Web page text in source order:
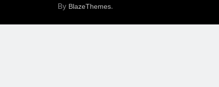
By BlazeThemes.